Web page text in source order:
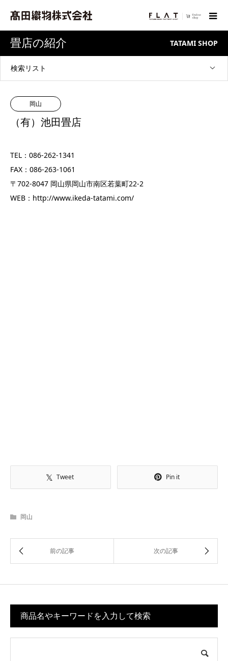
畳店の紹介 TATAMI SHOP
検索リスト
岡山
（有）池田畳店
TEL：086-262-1341
FAX：086-263-1061
〒702-8047 岡山県岡山市南区若葉町22-2
WEB： http://www.ikeda-tatami.com/
Tweet Pin it
岡山
商品名やキーワードを入力して検索